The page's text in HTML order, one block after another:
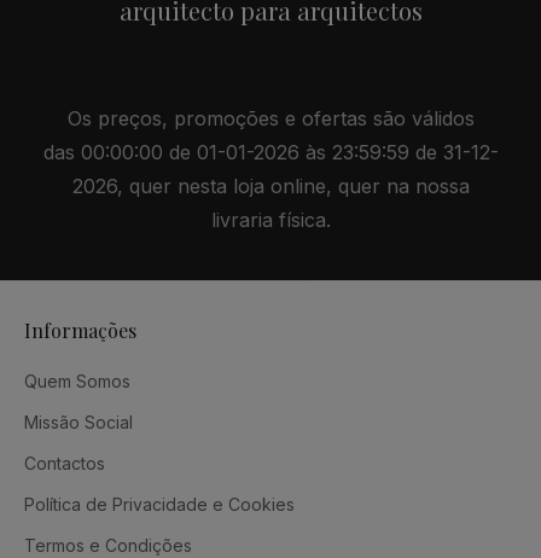
arquitecto para arquitectos
Os preços, promoções e ofertas são válidos
das 00:00:00 de 01-01-2026 às 23:59:59 de 31-12-
2026, quer nesta loja online, quer na nossa
livraria física.
Informações
Quem Somos
Missão Social
Contactos
Política de Privacidade e Cookies
Termos e Condições